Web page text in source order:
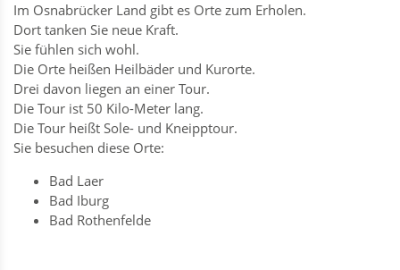
Im Osnabrücker Land gibt es Orte zum Erholen.
Dort tanken Sie neue Kraft.
Sie fühlen sich wohl.
Die Orte heißen Heilbäder und Kurorte.
Drei davon liegen an einer Tour.
Die Tour ist 50 Kilo-Meter lang.
Die Tour heißt Sole- und Kneipptour.
Sie besuchen diese Orte:
Bad Laer
Bad Iburg
Bad Rothenfelde